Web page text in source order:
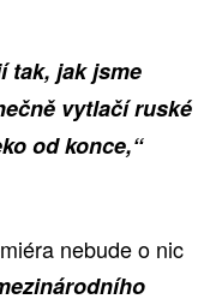
tak, jak jsme
vytlačí ruské
od konce,“
nebude o nic